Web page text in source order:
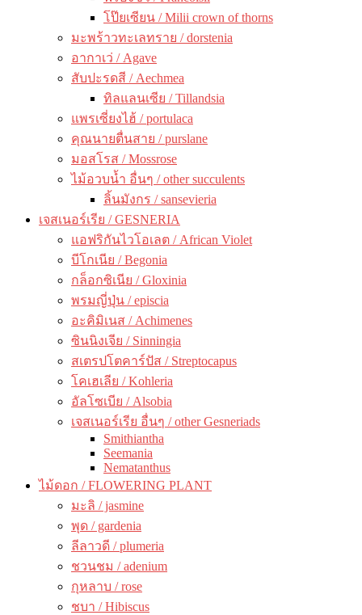
โป๊ยเซียน / Milii crown of thorns
มะพร้าวทะเลทราย / dorstenia
อากาเว่ / Agave
สับปะรดสี / Aechmea
ทิลแลนเซีย / Tillandsia
แพรเซี่ยงไฮ้ / portulaca
คุณนายตื่นสาย / purslane
มอสโรส / Mossrose
ไม้อวบน้ำ อื่นๆ / other succulents
ลิ้นมังกร / sansevieria
เจสเนอร์เรีย / GESNERIA
แอฟริกันไวโอเลต / African Violet
บีโกเนีย / Begonia
กล็อกซิเนีย / Gloxinia
พรมญี่ปุ่น / episcia
อะคิมิเนส / Achimenes
ซินนิงเจีย / Sinningia
สเตรปโตคาร์ปัส / Streptocapus
โคเฮเลีย / Kohleria
อัลโซเบีย / Alsobia
เจสเนอร์เรีย อื่นๆ / other Gesneriads
Smithiantha
Seemania
Nematanthus
ไม้ดอก / FLOWERING PLANT
มะลิ / jasmine
พุด / gardenia
ลีลาวดี / plumeria
ชวนชม / adenium
กุหลาบ / rose
ชบา / Hibiscus